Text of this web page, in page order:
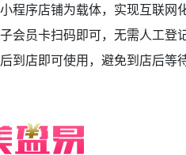
程序店铺为载体，实现互联网
会员卡扫码即可，无需人工登
到店即可使用，避免到店后等